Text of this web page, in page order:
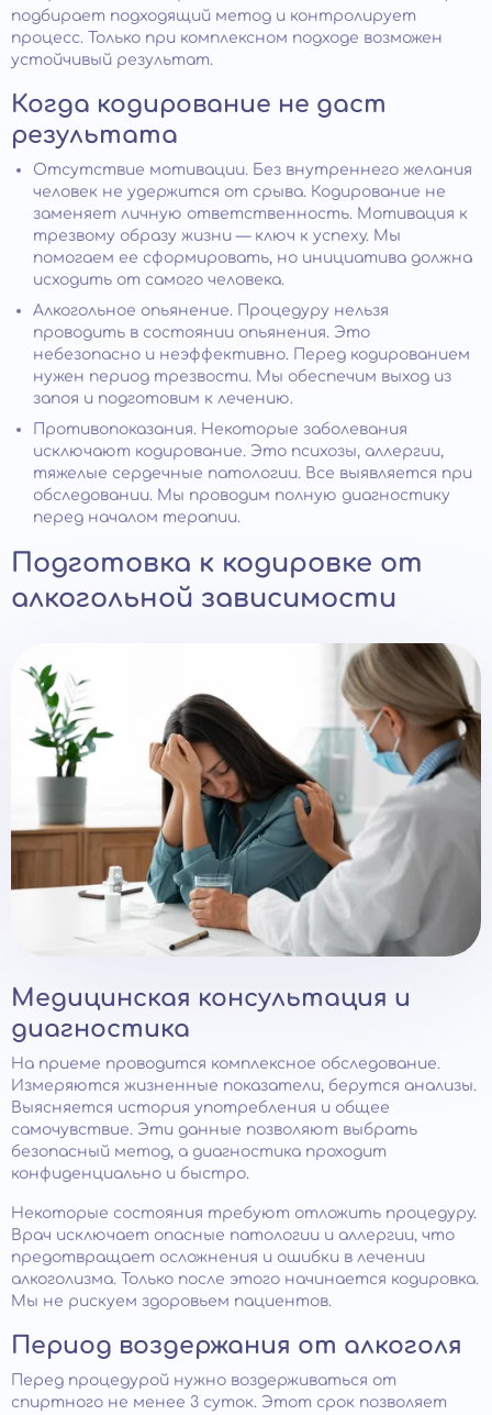
подбирает подходящий метод и контролирует
процесс. Только при комплексном подходе возможен
устойчивый результат.
Когда кодирование не даст
результата
Отсутствие мотивации. Без внутреннего желания
человек не удержится от срыва. Кодирование не
заменяет личную ответственность. Мотивация к
трезвому образу жизни — ключ к успеху. Мы
помогаем ее сформировать, но инициатива должна
исходить от самого человека.
Алкогольное опьянение. Процедуру нельзя
проводить в состоянии опьянения. Это
небезопасно и неэффективно. Перед кодированием
нужен период трезвости. Мы обеспечим выход из
запоя и подготовим к лечению.
Противопоказания. Некоторые заболевания
исключают кодирование. Это психозы, аллергии,
тяжелые сердечные патологии. Все выявляется при
обследовании. Мы проводим полную диагностику
перед началом терапии.
Подготовка к кодировке от
алкогольной зависимости
Медицинская консультация и
диагностика
На приеме проводится комплексное обследование.
Измеряются жизненные показатели, берутся анализы.
Выясняется история употребления и общее
самочувствие. Эти данные позволяют выбрать
безопасный метод, а диагностика проходит
конфиденциально и быстро.
Некоторые состояния требуют отложить процедуру.
Врач исключает опасные патологии и аллергии, что
предотвращает осложнения и ошибки в лечении
алкоголизма. Только после этого начинается кодировка.
Мы не рискуем здоровьем пациентов.
Период воздержания от алкоголя
Перед процедурой нужно воздерживаться от
спиртного не менее 3 суток. Этот срок позволяет